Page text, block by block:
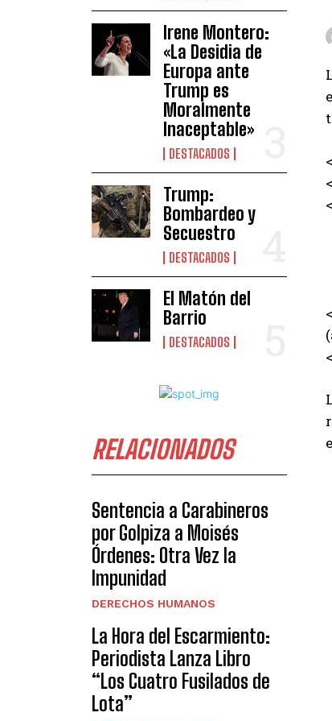
Irene Montero:
«La Desidia de
Europa ante
Trump es
Moralmente
Inaceptable»
DESTACADOS
Trump:
Bombardeo y
Secuestro
DESTACADOS
El Matón del
Barrio
DESTACADOS
RELACIONADOS
Sentencia a Carabineros
por Golpiza a Moisés
Órdenes: Otra Vez la
Impunidad
DERECHOS HUMANOS
La Hora del Escarmiento:
Periodista Lanza Libro
“Los Cuatro Fusilados de
Lota”